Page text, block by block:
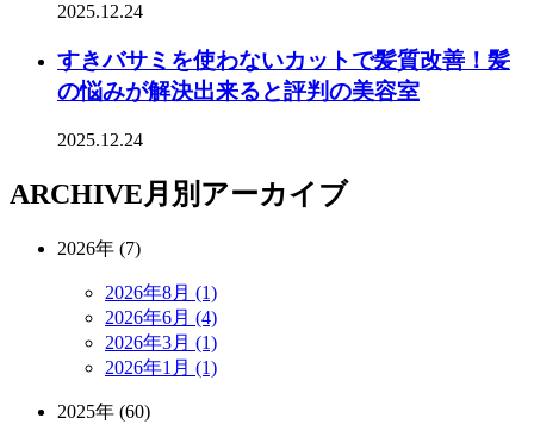
2025.12.24
すきバサミを使わないカットで髪質改善！髪
の悩みが解決出来ると評判の美容室
2025.12.24
ARCHIVE月別アーカイブ
2026年 (7)
2026年8月 (1)
2026年6月 (4)
2026年3月 (1)
2026年1月 (1)
2025年 (60)